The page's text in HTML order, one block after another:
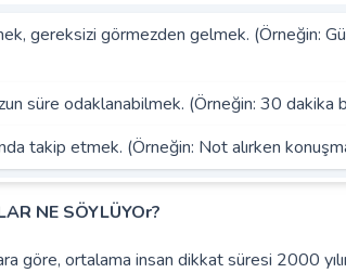
gereksizi görmezden gelmek. (Örneğin:
süre odaklanabilmek. (Örneğin: 30 dakika
takip etmek. (Örneğin: Not alırken
NE SÖYLÜYOr?
göre, ortalama insan dikkat süresi 2000